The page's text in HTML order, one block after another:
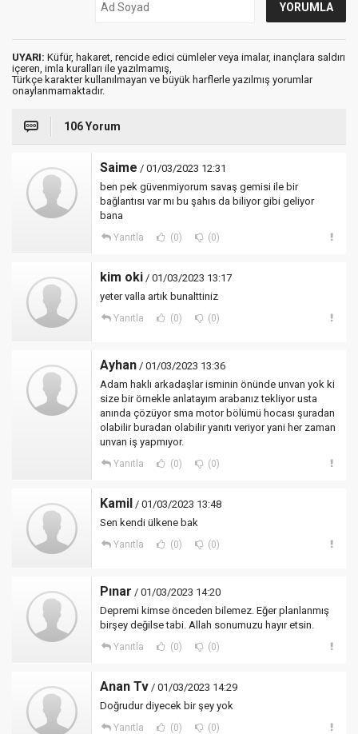
UYARI: Küfür, hakaret, rencide edici cümleler veya imalar, inançlara saldırı
içeren, imla kuralları ile yazılmamış,
Türkçe karakter kullanılmayan ve büyük harflerle yazılmış yorumlar
onaylanmamaktadır.
106 Yorum
Saime / 01/03/2023 12:31
ben pek güvenmiyorum savaş gemisi ile bir
bağlantısı var mı bu şahıs da biliyor gibi geliyor
bana
Yanıtla (0) (0)
kim oki / 01/03/2023 13:17
yeter valla artık bunalttiniz
Yanıtla (0) (0)
Ayhan / 01/03/2023 13:36
Adam haklı arkadaşlar isminin önünde unvan yok ki
size bir örnekle anlatayım arabanız tekliyor usta
anında çözüyor sma motor bölümü hocası şuradan
olabilir buradan olabilir yanıtı veriyor yani her zaman
unvan iş yapmıyor.
Yanıtla (0) (0)
Kamil / 01/03/2023 13:48
Sen kendi ülkene bak
Yanıtla (0) (0)
Pınar / 01/03/2023 14:20
Depremi kimse önceden bilemez. Eğer planlanmış
birşey değilse tabi. Allah sonumuzu hayır etsin.
Yanıtla (0) (0)
Anan Tv / 01/03/2023 14:29
Doğrudur diyecek bir şey yok
Yanıtla (0) (0)